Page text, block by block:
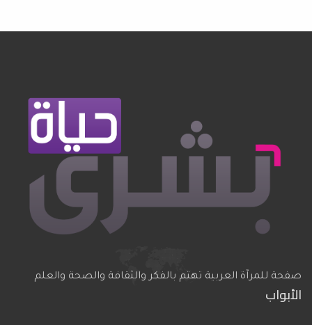
صفحة للمرآة العربية تهتم بالفكر والثقافة والصحة والعلم
الأبواب